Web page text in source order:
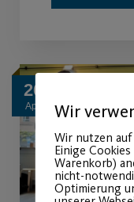
26
Apr. Wir
Wir nutzen
Einige
Warenkorb)
nicht-
Optimierung